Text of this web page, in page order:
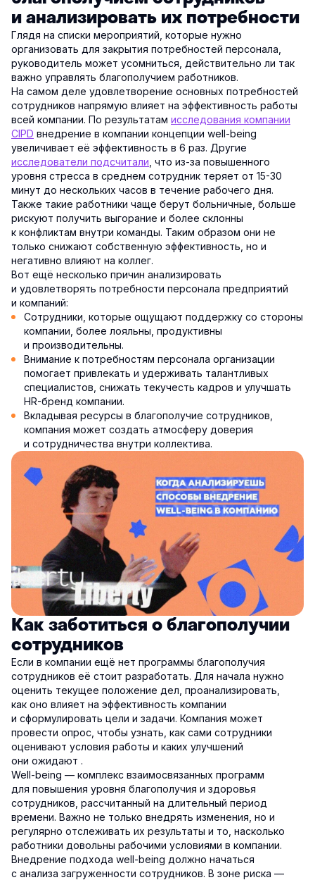
и анализировать их потребности
Глядя на списки мероприятий, которые нужно
организовать для закрытия потребностей персонала,
руководитель может усомниться, действительно ли так
важно управлять благополучием работников.
На самом деле удовлетворение основных потребностей
сотрудников напрямую влияет на эффективность работы
всей компании. По результатам исследования компании
CIPD внедрение в компании концепции well-being
увеличивает её эффективность в 6 раз. Другие
исследователи подсчитали , что из-за повышенного
уровня стресса в среднем сотрудник теряет от 15-30
минут до нескольких часов в течение рабочего дня.
Также такие работники чаще берут больничные, больше
рискуют получить выгорание и более склонны
к конфликтам внутри команды. Таким образом они не
только снижают собственную эффективность, но и
негативно влияют на коллег.
Вот ещё несколько причин анализировать
и удовлетворять потребности персонала предприятий
и компаний:
Сотрудники, которые ощущают поддержку со стороны
компании, более лояльны, продуктивны
и производительны.
Внимание к потребностям персонала организации
помогает привлекать и удерживать талантливых
специалистов, снижать текучесть кадров и улучшать
HR-бренд компании.
Вкладывая ресурсы в благополучие сотрудников,
компания может создать атмосферу доверия
и сотрудничества внутри коллектива.
Как заботиться о благополучии
сотрудников
Если в компании ещё нет программы благополучия
сотрудников её стоит разработать. Для начала нужно
оценить текущее положение дел, проанализировать,
как оно влияет на эффективность компании
и сформулировать цели и задачи. Компания может
провести опрос, чтобы узнать, как сами сотрудники
оценивают условия работы и каких улучшений
они ожидают .
Well-being — комплекс взаимосвязанных программ
для повышения уровня благополучия и здоровья
сотрудников, рассчитанный на длительный период
времени. Важно не только внедрять изменения, но и
регулярно отслеживать их результаты и то, насколько
работники довольны рабочими условиями в компании.
Внедрение подхода well-being должно начаться
с анализа загруженности сотрудников. В зоне риска —